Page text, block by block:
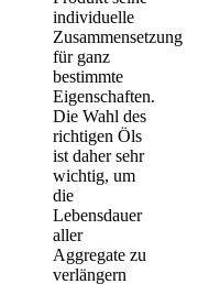
individuelle
Zusammensetzung
für ganz
bestimmte
Eigenschaften.
Die Wahl des
richtigen Öls
ist daher sehr
wichtig, um
die
Lebensdauer
aller
Aggregate zu
verlängern